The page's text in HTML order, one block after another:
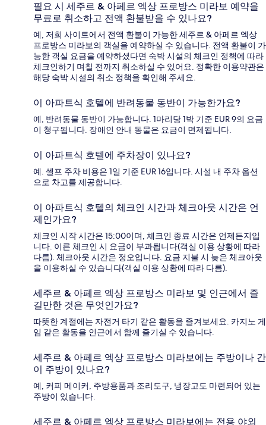
필요 시 세주르 & 아페르 엑상 프로방스 미라보 예약을
무료로 취소하고 전액 환불받을 수 있나요?
예, 저희 사이트에서 전액 환불이 가능한 세주르 & 아페르 엑상
프로방스 미라보의 객실을 예약하실 수 있습니다. 전액 환불이 가
능한 객실 요금을 예약하셨다면 숙박 시설의 체크인 정책에 따라
체크인하기 며칠 전까지 취소하실 수 있어요. 정확한 이용약관은
해당 숙박 시설의 취소 정책을 확인해 주세요.
이 아파트식 호텔에 반려동물 동반이 가능한가요?
예, 반려동물 동반이 가능합니다. 1마리당 1박 기준 EUR 9의 요금
이 청구됩니다. 장애인 안내 동물은 요금이 면제됩니다.
이 아파트식 호텔에 주차장이 있나요?
예. 셀프 주차 비용은 1일 기준 EUR 16입니다. 시설 내 주차 옵션
으로 차고를 제공합니다.
이 아파트식 호텔의 체크인 시간과 체크아웃 시간은 언
제인가요?
체크인 시작 시간은 15:00이며, 체크인 종료 시간은 언제든지입
니다. 이른 체크인 시 요금이 부과됩니다(객실 이용 상황에 따라
다름). 체크아웃 시간은 정오입니다. 요금 지불 시 늦은 체크아웃
을 이용하실 수 있습니다(객실 이용 상황에 따라 다름).
세주르 & 아페르 엑상 프로방스 미라보 및 인근에서 즐
길만한 것은 무엇인가요?
따뜻한 계절에는 자전거 타기 같은 활동을 즐겨보세요. 카지노 게
임 같은 활동을 인근에서 함께 즐기실 수 있습니다.
세주르 & 아페르 엑상 프로방스 미라보에는 주방이나 간
이 주방이 있나요?
예, 커피 메이커, 주방용품과 조리도구, 냉장고도 마련되어 있는
주방이 있습니다.
세주르 & 아페르 엑상 프로방스 미라보에는 전용 야외